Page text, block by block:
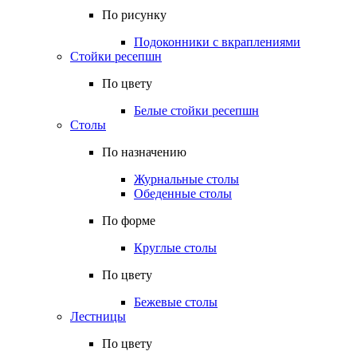
По рисунку
Подоконники с вкраплениями
Стойки ресепшн
По цвету
Белые стойки ресепшн
Столы
По назначению
Журнальные столы
Обеденные столы
По форме
Круглые столы
По цвету
Бежевые столы
Лестницы
По цвету